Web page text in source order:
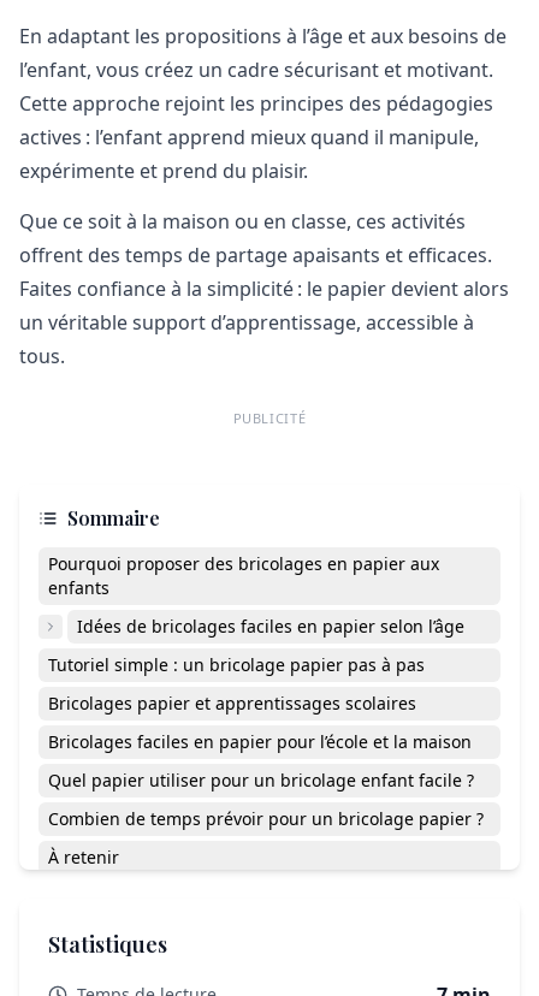
En adaptant les propositions à l’âge et aux besoins de
l’enfant, vous créez un cadre sécurisant et motivant.
Cette approche rejoint les principes des pédagogies
actives : l’enfant apprend mieux quand il manipule,
expérimente et prend du plaisir.
Que ce soit à la maison ou en classe, ces activités
offrent des temps de partage apaisants et efficaces.
Faites confiance à la simplicité : le papier devient alors
un véritable support d’apprentissage, accessible à
tous.
PUBLICITÉ
Sommaire
Pourquoi proposer des bricolages en papier aux
enfants
Idées de bricolages faciles en papier selon l’âge
Tutoriel simple : un bricolage papier pas à pas
Bricolages papier et apprentissages scolaires
Bricolages faciles en papier pour l’école et la maison
Quel papier utiliser pour un bricolage enfant facile ?
Combien de temps prévoir pour un bricolage papier ?
À retenir
Statistiques